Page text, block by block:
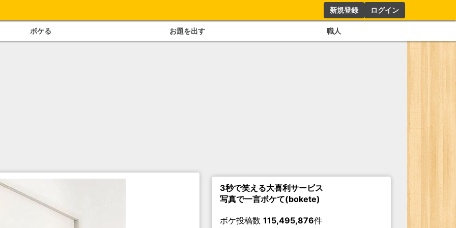
新規登録 ログイン
ボケる お題を出す 職人
3秒で笑える大喜利サービス
写真で一言ボケて(bokete)
ボケ投稿数 115,495,876件